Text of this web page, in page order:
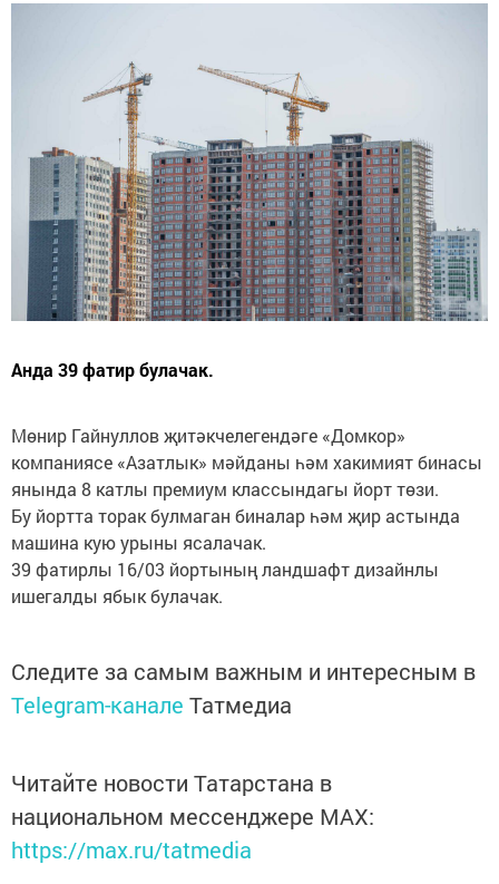
Анда 39 фатир булачак.
Мөнир Гайнуллов җитәкчелегендәге «Домкор»
компаниясе «Азатлык» мәйданы һәм хакимият бинасы
янында 8 катлы премиум классындагы йорт төзи.
Бу йортта торак булмаган биналар һәм җир астында
машина кую урыны ясалачак.
39 фатирлы 16/03 йортының ландшафт дизайнлы
ишегалды ябык булачак.
Следите за самым важным и интересным в
Telegram-канале Татмедиа
Читайте новости Татарстана в
национальном мессенджере MАХ:
https://max.ru/tatmedia